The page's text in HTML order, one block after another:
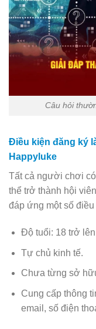
Câu hỏi
Điều kiện đăng ký
Happyluke
Tất cả người chơi
thể trở thành hội
đáp ứng một số
Độ tuổi: 18 trở
Tự chủ kinh tế.
Chưa từng sở
Cung cấp thông
email, số điện